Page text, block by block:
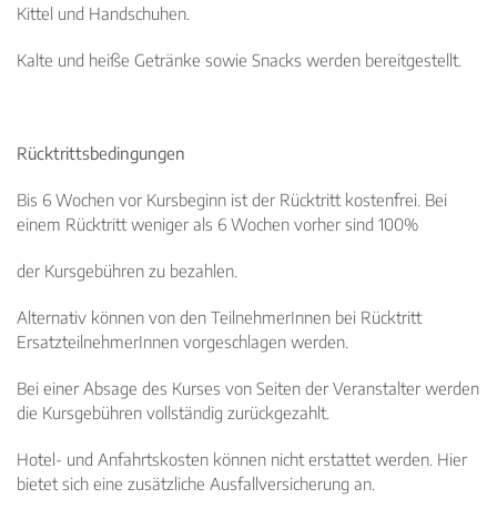
Kittel und Handschuhen.
Kalte und heiße Getränke sowie Snacks werden bereitgestellt.
Rücktrittsbedingungen
Bis 6 Wochen vor Kursbeginn ist der Rücktritt kostenfrei. Bei
einem Rücktritt weniger als 6 Wochen vorher sind 100%
der Kursgebühren zu bezahlen.
Alternativ können von den TeilnehmerInnen bei Rücktritt
ErsatzteilnehmerInnen vorgeschlagen werden.
Bei einer Absage des Kurses von Seiten der Veranstalter werden
die Kursgebühren vollständig zurückgezahlt.
Hotel- und Anfahrtskosten können nicht erstattet werden. Hier
bietet sich eine zusätzliche Ausfallversicherung an.